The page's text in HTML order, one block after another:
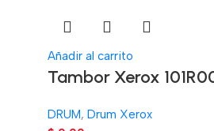
Añadir al carrito
Tambor Xerox
DRUM, Drum Xerox